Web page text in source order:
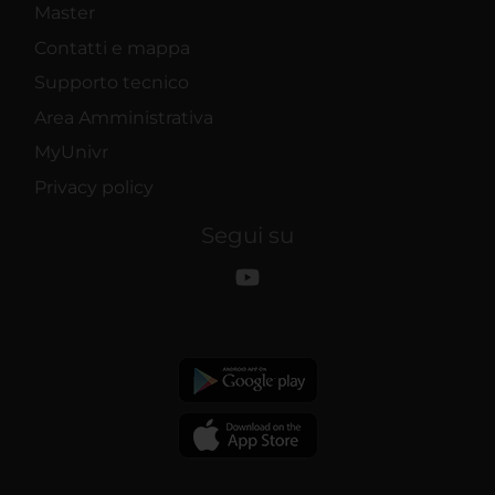
Master
Contatti e mappa
Supporto tecnico
Area Amministrativa
MyUnivr
Privacy policy
Segui su